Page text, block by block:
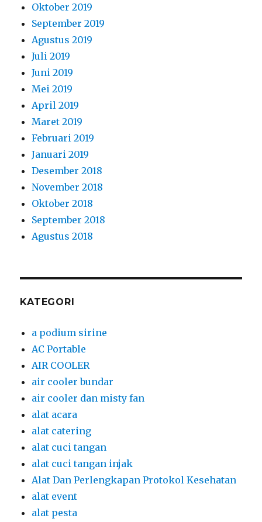
Oktober 2019
September 2019
Agustus 2019
Juli 2019
Juni 2019
Mei 2019
April 2019
Maret 2019
Februari 2019
Januari 2019
Desember 2018
November 2018
Oktober 2018
September 2018
Agustus 2018
KATEGORI
a podium sirine
AC Portable
AIR COOLER
air cooler bundar
air cooler dan misty fan
alat acara
alat catering
alat cuci tangan
alat cuci tangan injak
Alat Dan Perlengkapan Protokol Kesehatan
alat event
alat pesta